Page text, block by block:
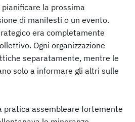
la prossima
di manifesti o un evento.
era completamente
Ogni organizzazione
separatamente, mentre le
solo a informare gli altri sulle
pratica assembleare fortemente